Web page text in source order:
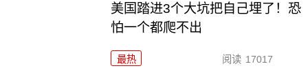
美国踏进3个大坑把自己埋了！恐
怕一个都爬不出
最热 阅读 17017